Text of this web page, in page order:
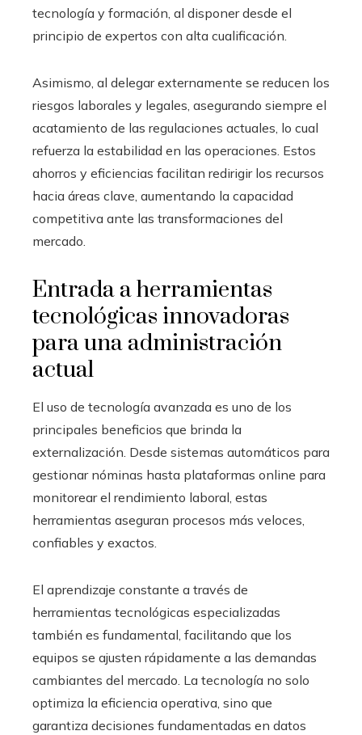
tecnología y formación, al disponer desde el
principio de expertos con alta cualificación.
Asimismo, al delegar externamente se reducen los
riesgos laborales y legales, asegurando siempre el
acatamiento de las regulaciones actuales, lo cual
refuerza la estabilidad en las operaciones. Estos
ahorros y eficiencias facilitan redirigir los recursos
hacia áreas clave, aumentando la capacidad
competitiva ante las transformaciones del
mercado.
Entrada a herramientas
tecnológicas innovadoras
para una administración
actual
El uso de tecnología avanzada es uno de los
principales beneficios que brinda la
externalización. Desde sistemas automáticos para
gestionar nóminas hasta plataformas online para
monitorear el rendimiento laboral, estas
herramientas aseguran procesos más veloces,
confiables y exactos.
El aprendizaje constante a través de
herramientas tecnológicas especializadas
también es fundamental, facilitando que los
equipos se ajusten rápidamente a las demandas
cambiantes del mercado. La tecnología no solo
optimiza la eficiencia operativa, sino que
garantiza decisiones fundamentadas en datos